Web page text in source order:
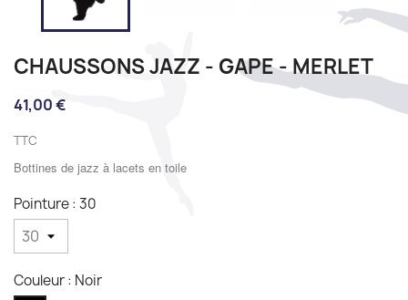
CHAUSSONS JAZZ - GAPE - MERLET
41,00 €
TTC
Bottines de jazz à lacets en toile
Pointure : 30
Couleur : Noir